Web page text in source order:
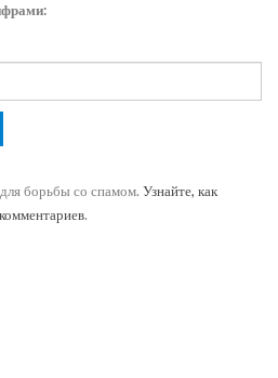
борьбы со спамом. Узнайте, как
.